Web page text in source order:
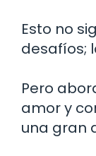
Esto no
desafíos;
Pero
amor y
una gran